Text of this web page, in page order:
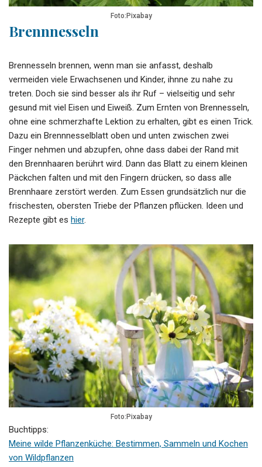
Foto:Pixabay
Brennnesseln
Brennesseln brennen, wenn man sie anfasst, deshalb
vermeiden viele Erwachsenen und Kinder, ihnne zu nahe zu
treten. Doch sie sind besser als ihr Ruf – vielseitig und sehr
gesund mit viel Eisen und Eiweiß. Zum Ernten von Brennesseln,
ohne eine schmerzhafte Lektion zu erhalten, gibt es einen Trick.
Dazu ein Brennnesselblatt oben und unten zwischen zwei
Finger nehmen und abzupfen, ohne dass dabei der Rand mit
den Brennhaaren berührt wird. Dann das Blatt zu einem kleinen
Päckchen falten und mit den Fingern drücken, so dass alle
Brennhaare zerstört werden. Zum Essen grundsätzlich nur die
frischesten, obersten Triebe der Pflanzen pflücken. Ideen und
Rezepte gibt es hier.
Foto:Pixabay
Buchtipps:
Meine wilde Pflanzenküche: Bestimmen, Sammeln und Kochen
von Wildpflanzen